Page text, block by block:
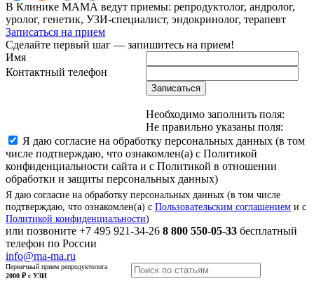
В Клинике МАМА ведут приемы: репродуктолог, андролог,
уролог, генетик, УЗИ-специалист, эндокринолог, терапевт
Записаться на прием
Сделайте первый шаг — запишитесь на прием!
Имя
Контактный телефон
Записаться
Необходимо заполнить поля:
Не правильно указаны поля:
Я даю согласие на обработку персональных данных (в том
числе подтверждаю, что ознакомлен(а) с Политикой
конфиденциальности сайта и с Политикой в отношении
обработки и защиты персональных данных)
Я даю согласие на обработку персональных данных (в том числе
подтверждаю, что ознакомлен(а) с Пользовательским соглашением и с
Политикой конфиденциальности)
или позвоните +7 495 921-34-26 8 800 550-05-33 бесплатный
телефон по России
info@ma-ma.ru
Первичный прием репродуктолога
2000 ₽ с УЗИ